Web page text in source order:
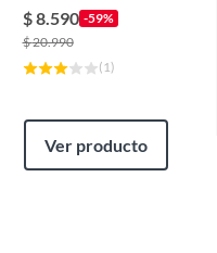
$8.590 -59%
$20.990
( 1)
Ver producto